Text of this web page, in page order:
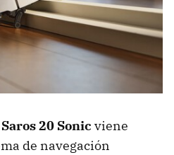
Saros 20 Sonic viene
de navegación